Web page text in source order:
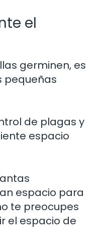
el
germinen, es
pequeñas
de plagas y
espacio
espacio para
te preocupes
el espacio de